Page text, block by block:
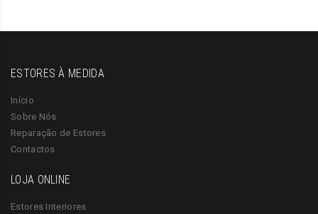
ESTORES À MEDIDA
Início
Sobre Nós
Reparação de Estores
Contactos
LOJA ONLINE
Estores Interiores